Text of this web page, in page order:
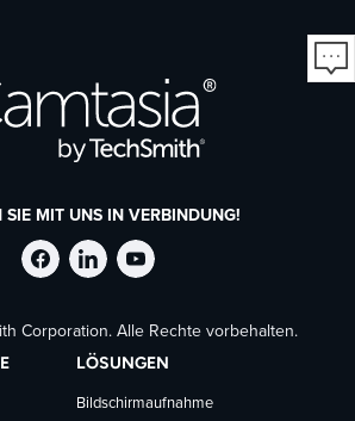
SIE MIT UNS IN VERBINDUNG!
TechSmith
auf
Facebook
TechSmith
auf
LinkedIn
TechSmith
auf
YouTube
Corporation. Alle Rechte vorbehalten.
LÖSUNGEN
Bildschirmaufnahme